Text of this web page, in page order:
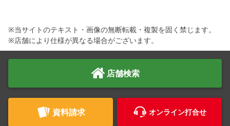
※当サイトのテキスト・画像の無断転載・複製を固く禁じます。
※店舗により仕様が異なる場合がございます。
店舗検索
資料請求 オンライン打合せ